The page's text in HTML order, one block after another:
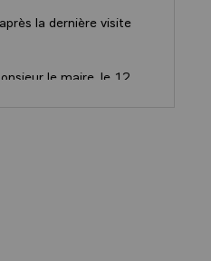
la dernière visite
le maire, le 12
côtière, la peur, les
République Emmanuel